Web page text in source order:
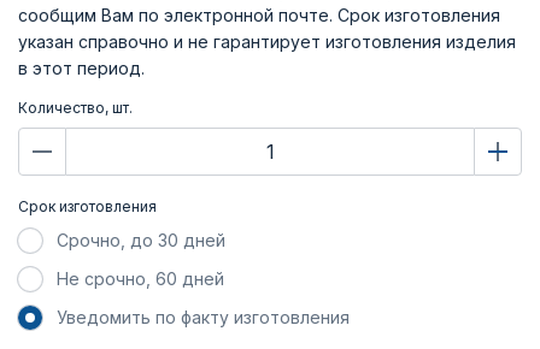
сообщим Вам по электронной почте. Срок изготовления
указан справочно и не гарантирует изготовления изделия
в этот период.
Количество, шт.
Срок изготовления
Срочно, до 30 дней
Не срочно, 60 дней
Уведомить по факту изготовления